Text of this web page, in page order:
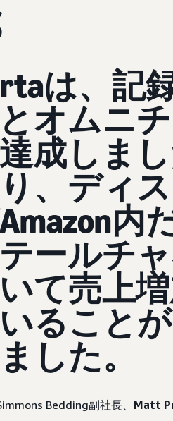
は、記
オムニチ
成しま
、ディ
内
ールチ
て売上
ること
した。
Bedding副社長、 Matt